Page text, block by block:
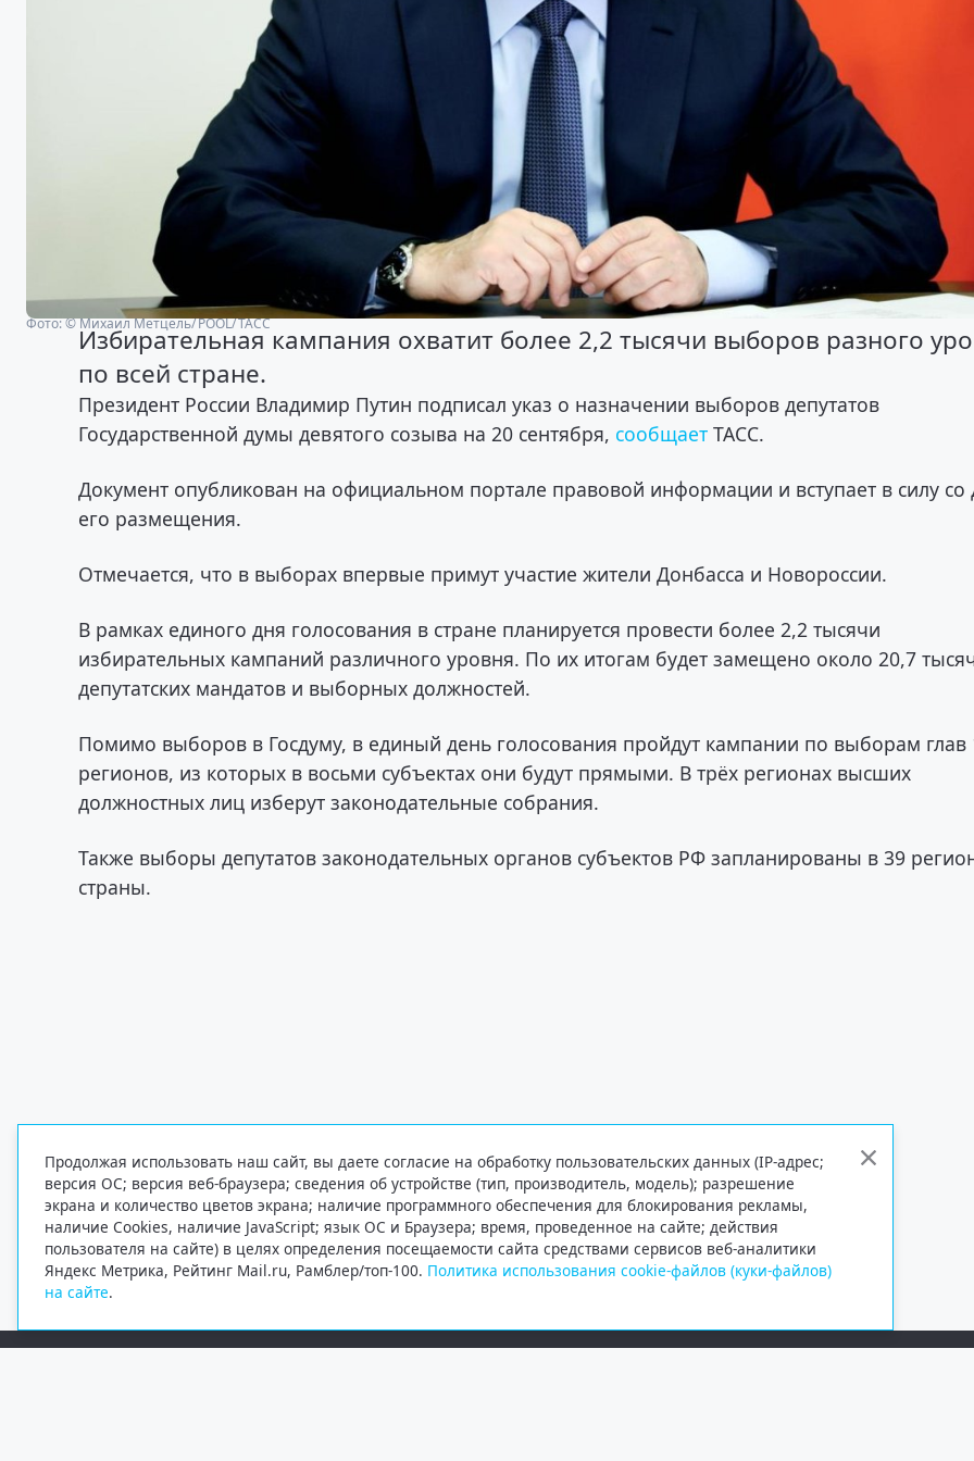
Фото: © Михаил Метцель/ POOL/ ТАСС
Избирательная кампания охватит более 2,2 тысячи выборов разного
по всей стране.
Президент России Владимир Путин подписал указ о назначении выборов депутатов
Государственной думы девятого созыва на 20 сентября, сообщает ТАСС.
Документ опубликован на официальном портале правовой информации и вступает в силу со
его размещения.
Отмечается, что в выборах впервые примут участие жители Донбасса и Новороссии.
В рамках единого дня голосования в стране планируется провести более 2,2 тысячи
избирательных кампаний различного уровня. По их итогам будет замещено около 20,7
депутатских мандатов и выборных должностей.
Помимо выборов в Госдуму, в единый день голосования пройдут кампании по выборам глав
регионов, из которых в восьми субъектах они будут прямыми. В трёх регионах высших
должностных лиц изберут законодательные собрания.
Также выборы депутатов законодательных органов субъектов РФ запланированы в 39
страны.
Продолжая использовать наш сайт, вы даете согласие на обработку пользовательских данных (IP-адрес;
версия ОС; версия веб-браузера; сведения об устройстве (тип, производитель, модель); разрешение
экрана и количество цветов экрана; наличие программного обеспечения для блокирования рекламы,
наличие Cookies, наличие JavaScript; язык ОС и Браузера; время, проведенное на сайте; действия
пользователя на сайте) в целях определения посещаемости сайта средствами сервисов веб-аналитики
Яндекс Метрика, Рейтинг Mail.ru, Рамблер/топ-100. Политика использования cookie-файлов (куки-файлов)
на сайте.